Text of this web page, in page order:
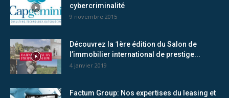
cybercriminalité
9 novembre 2015
Découvrez la 1ère édition du Salon de
l’immobilier international de prestige...
4 janvier 2019
Factum Group: Nos expertises du leasing et